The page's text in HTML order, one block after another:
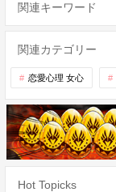
関連キーワード
関連カテゴリー
恋愛心理 女心
Hot Topicks